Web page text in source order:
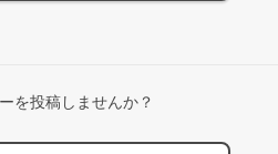
を投稿しませんか？